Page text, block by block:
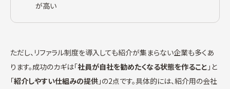
が高い
ただし、リファラル制度を導入しても紹介が集まらない企業も多くあ
ります。成功のカギは「社員が自社を勧めたくなる状態を作ること 」と
「紹介しやすい仕組みの提供 」の2点です。具体的には、紹介用の会社